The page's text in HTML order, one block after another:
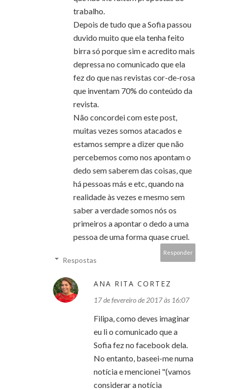
trabalho.
Depois de tudo que a Sofia passou
duvido muito que ela tenha feito
birra só porque sim e acredito mais
depressa no comunicado que ela
fez do que nas revistas cor-de-rosa
que inventam 70% do conteúdo da
revista.
Não concordei com este post,
muitas vezes somos atacados e
estamos sempre a dizer que não
percebemos como nos apontam o
dedo sem saberem das coisas, que
há pessoas más e etc, quando na
realidade às vezes e mesmo sem
saber a verdade somos nós os
primeiros a apontar o dedo a uma
pessoa de uma forma quase cruel.
Responder
Respostas
ANA RITA CORTEZ
17 de fevereiro de 2017 às 16:07
Filipa, como deves imaginar
eu li o comunicado que a
Sofia fez no facebook dela.
No entanto, baseei-me numa
notícia e mencionei "(vamos
considerar a notícia